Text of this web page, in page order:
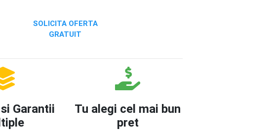
SOLICITA OFERTA
GRATUIT
Garantii
Tu alegi cel mai bun
pret